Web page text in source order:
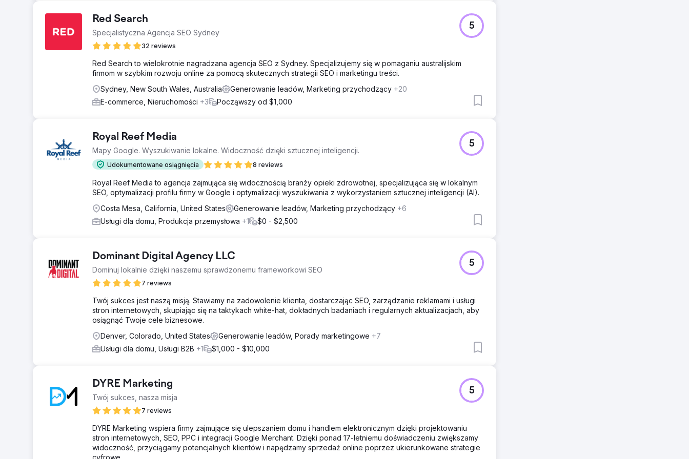
Red Search
Specjalistyczna Agencja SEO Sydney
32 reviews
5
Red Search to wielokrotnie nagradzana agencja SEO z Sydney. Specjalizujemy się w pomaganiu australijskim
firmom w szybkim rozwoju online za pomocą skutecznych strategii SEO i marketingu treści.
Sydney, New South Wales, Australia
Generowanie leadów, Marketing przychodzący +20
E-commerce, Nieruchomości +3 Począwszy od $1,000
Royal Reef Media
Mapy Google. Wyszukiwanie lokalne. Widoczność dzięki sztucznej inteligencji.
Udokumentowane osiągnięcia 8 reviews
5
Royal Reef Media to agencja zajmująca się widocznością branży opieki zdrowotnej, specjalizująca się w lokalnym
SEO, optymalizacji profilu firmy w Google i optymalizacji wyszukiwania z wykorzystaniem sztucznej inteligencji (AI).
Costa Mesa, California, United States
Generowanie leadów, Marketing przychodzący +6
Usługi dla domu, Produkcja przemysłowa +1 $0 - $2,500
Dominant Digital Agency LLC
Dominuj lokalnie dzięki naszemu sprawdzonemu frameworkowi SEO
7 reviews
5
Twój sukces jest naszą misją. Stawiamy na zadowolenie klienta, dostarczając SEO, zarządzanie reklamami i usługi
stron internetowych, skupiając się na taktykach white-hat, dokładnych badaniach i regularnych aktualizacjach, aby
osiągnąć Twoje cele biznesowe.
Denver, Colorado, United States
Generowanie leadów, Porady marketingowe +7
Usługi dla domu, Usługi B2B +1 $1,000 - $10,000
DYRE Marketing
Twój sukces, nasza misja
7 reviews
5
DYRE Marketing wspiera firmy zajmujące się ulepszaniem domu i handlem elektronicznym dzięki projektowaniu
stron internetowych, SEO, PPC i integracji Google Merchant. Dzięki ponad 17-letniemu doświadczeniu zwiększamy
widoczność, przyciągamy potencjalnych klientów i napędzamy sprzedaż online poprzez ukierunkowane strategie
cyfrowe.